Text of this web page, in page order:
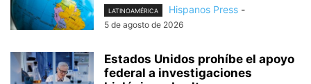
LATINOAMÉRICA Hispanos Press -
5 de agosto de 2026
Estados Unidos prohíbe el apoyo
federal a investigaciones